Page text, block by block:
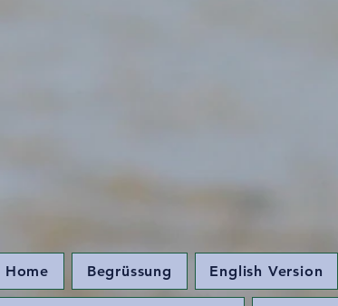
Home Begrüssung English Version